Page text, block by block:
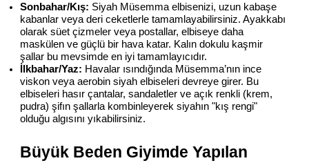
Sonbahar/Kış: Siyah Müsemma elbisenizi, uzun kabaşe
kabanlar veya deri ceketlerle tamamlayabilirsiniz. Ayakkabı
olarak süet çizmeler veya postallar, elbiseye daha
maskülen ve güçlü bir hava katar. Kalın dokulu kaşmir
şallar bu mevsimde en iyi tamamlayıcıdır.
İlkbahar/Yaz: Havalar ısındığında Müsemma’nın ince
viskon veya aerobin siyah elbiseleri devreye girer. Bu
elbiseleri hasır çantalar, sandaletler ve açık renkli (krem,
pudra) şifın şallarla kombinleyerek siyahın "kış rengi"
olduğu algısını yıkabilirsiniz.
Büyük Beden Giyimde Yapılan